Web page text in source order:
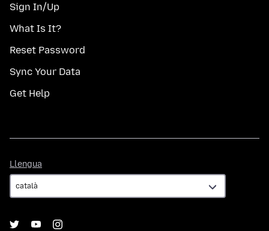
Sign In/Up
What Is It?
Reset Password
Sync Your Data
Get Help
Llengua